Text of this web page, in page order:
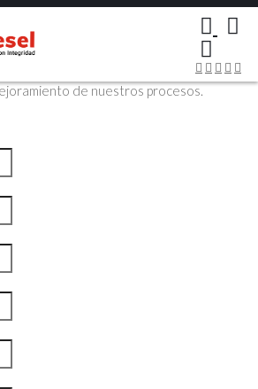
sus comentarios, sus opiniones son muy
de nuestros procesos.